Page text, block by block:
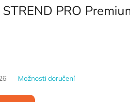
PRO
Možnosti doručení